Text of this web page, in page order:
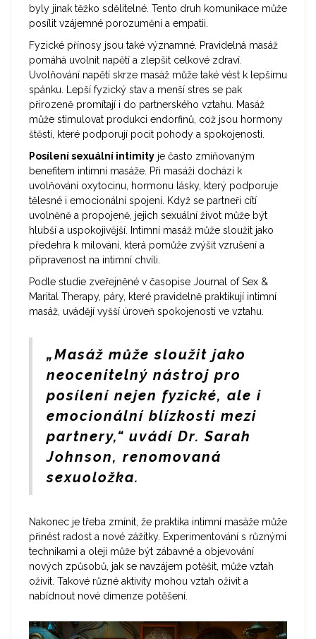
byly jinak těžko sdělitelné. Tento druh komunikace může
posílit vzájemné porozumění a empatii.
Fyzické přínosy jsou také významné. Pravidelná masáž
pomáhá uvolnit napětí a zlepšit celkové zdraví.
Uvolňování napětí skrze masáž může také vést k lepšímu
spánku. Lepší fyzický stav a menší stres se pak
přirozeně promítají i do partnerského vztahu. Masáž
může stimulovat produkci endorfinů, což jsou hormony
štěstí, které podporují pocit pohody a spokojenosti.
Posílení sexuální intimity je často zmiňovaným
benefitem intimní masáže. Při masáži dochází k
uvolňování oxytocinu, hormonu lásky, který podporuje
tělesné i emocionální spojení. Když se partneři cítí
uvolněně a propojeně, jejich sexuální život může být
hlubší a uspokojivější. Intimní masáž může sloužit jako
předehra k milování, která pomůže zvýšit vzrušení a
připravenost na intimní chvíli.
Podle studie zveřejněné v časopise Journal of Sex &
Marital Therapy, páry, které pravidelně praktikují intimní
masáž, uvádějí vyšší úroveň spokojenosti ve vztahu.
„Masáž může sloužit jako
neocenitelný nástroj pro
posílení nejen fyzické, ale i
emocionální blízkosti mezi
partnery,“ uvádí Dr. Sarah
Johnson, renomovaná
sexuoložka.
Nakonec je třeba zmínit, že praktika intimní masáže může
přinést radost a nové zážitky. Experimentování s různými
technikami a oleji může být zábavné a objevování
nových způsobů, jak se navzájem potěšit, může vztah
oživit. Takové různé aktivity mohou vztah oživit a
nabídnout nové dimenze potěšení.